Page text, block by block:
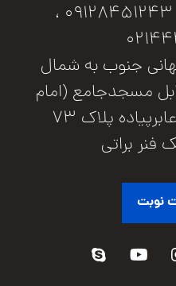
با ما تماس بگیرید: 09128451243 ،
جنوب به شمال
مسجدجامع (امام
سجاد.ع) جلوی پل عابرپیاده پلاک 73
فنر براتی
نوبت